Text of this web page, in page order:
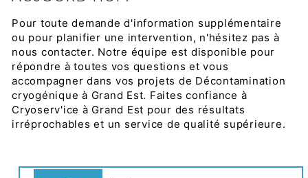
Pour toute demande d'information supplémentaire
ou pour planifier une intervention, n'hésitez pas à
nous contacter. Notre équipe est disponible pour
répondre à toutes vos questions et vous
accompagner dans vos projets de Décontamination
cryogénique à Grand Est. Faites confiance à
Cryoserv'ice à Grand Est pour des résultats
irréprochables et un service de qualité supérieure.